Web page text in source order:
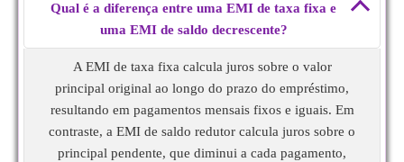
Qual é a diferença entre uma EMI de taxa fixa e
uma EMI de saldo decrescente?
A EMI de taxa fixa calcula juros sobre o valor
principal original ao longo do prazo do empréstimo,
resultando em pagamentos mensais fixos e iguais. Em
contraste, a EMI de saldo redutor calcula juros sobre o
principal pendente, que diminui a cada pagamento,